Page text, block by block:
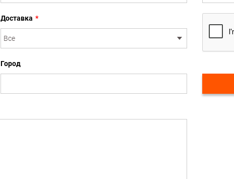
Доставка *
Город